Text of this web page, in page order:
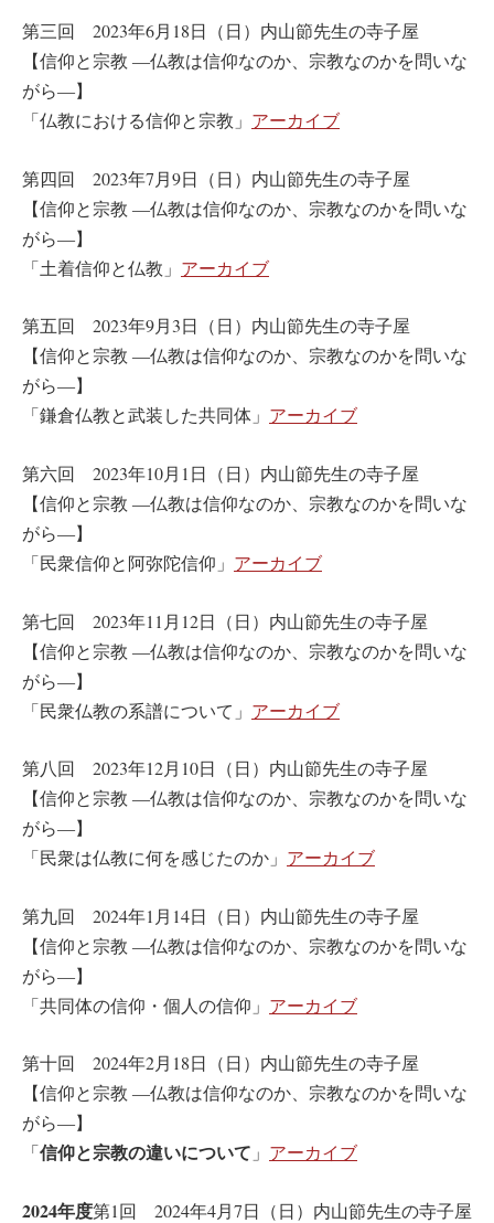
第三回 2023年6月18日（日）内山節先生の寺子屋
【信仰と宗教 ―仏教は信仰なのか、宗教なのかを問いな
がら―】
「仏教における信仰と宗教」 アーカイブ
第四回 2023年7月9日（日）内山節先生の寺子屋
【信仰と宗教 ―仏教は信仰なのか、宗教なのかを問いな
がら―】
「土着信仰と仏教」 アーカイブ
第五回 2023年9月3日（日）内山節先生の寺子屋
【信仰と宗教 ―仏教は信仰なのか、宗教なのかを問いな
がら―】
「鎌倉仏教と武装した共同体」 アーカイブ
第六回 2023年10月1日（日）内山節先生の寺子屋
【信仰と宗教 ―仏教は信仰なのか、宗教なのかを問いな
がら―】
「民衆信仰と阿弥陀信仰」 アーカイブ
第七回 2023年11月12日（日）内山節先生の寺子屋
【信仰と宗教 ―仏教は信仰なのか、宗教なのかを問いな
がら―】
「民衆仏教の系譜について」 アーカイブ
第八回 2023年12月10日（日）内山節先生の寺子屋
【信仰と宗教 ―仏教は信仰なのか、宗教なのかを問いな
がら―】
「民衆は仏教に何を感じたのか」 アーカイブ
第九回 2024年1月14日（日）内山節先生の寺子屋
【信仰と宗教 ―仏教は信仰なのか、宗教なのかを問いな
がら―】
「共同体の信仰・個人の信仰」 アーカイブ
第十回 2024年2月18日（日）内山節先生の寺子屋
【信仰と宗教 ―仏教は信仰なのか、宗教なのかを問いな
がら―】
「信仰と宗教の違いについて 」 アーカイブ
2024年度第1回 2024年4月7日（日）内山節先生の寺子屋